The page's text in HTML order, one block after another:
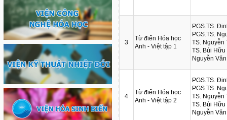
3
Từ điển Hóa học
Anh - Việt tập 1
PGS.TS.
PGS.TS.
TS. Nguyễn
TS. Bùi Hữu
Nguyễn
4
Từ điển Hóa học
Anh - Việt tập 2
PGS.TS.
PGS.TS.
TS. Nguyễn
TS. Bùi Hữu
Nguyễn